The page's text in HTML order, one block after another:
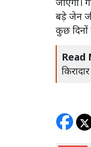
बड़े जेन
कुछ दिनों
Read